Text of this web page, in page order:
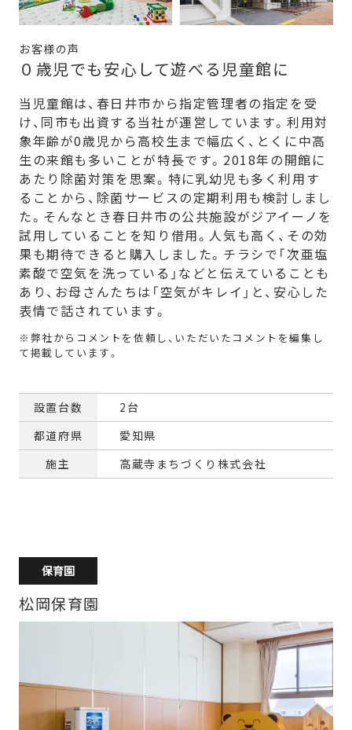
お客様の声
０歳児でも安心して遊べる児童館に
当児童館は、春日井市から指定管理者の指定を受
け、同市も出資する当社が運営しています。利用対
象年齢が0歳児から高校生まで幅広く、とくに中高
生の来館も多いことが特長です。2018年の開館に
あたり除菌対策を思案。特に乳幼児も多く利用す
ることから、除菌サービスの定期利用も検討しまし
た。そんなとき春日井市の公共施設がジアイーノを
試用していることを知り借用。人気も高く、その効
果も期待できると購入しました。チラシで「次亜塩
素酸で空気を洗っている」などと伝えていることも
あり、お母さんたちは「空気がキレイ」と、安心した
表情で話されています。
設置台数
2台
都道府県
愛知県
施主
高蔵寺まちづくり株式会社
保育園
松岡保育園